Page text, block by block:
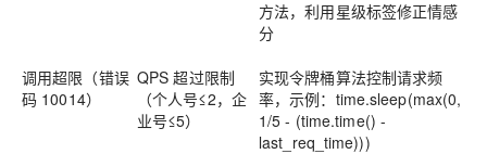
方法，利用星级标签修正情感
分
调用超限（错误
码 10014）
QPS 超过限制
（个人号≤2，企
业号≤5）
实现令牌桶算法控制请求频
率，示例：time.sleep(max(0,
1/5 - (time.time() -
last_req_time)))